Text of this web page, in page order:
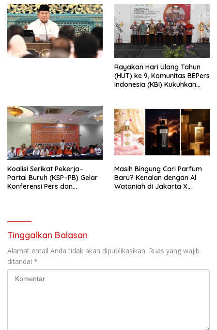
Penjajahan (Pergolakan
Ekonomi Politik Indonesia) &
Simposium Nasional “Urgensi
Undang-Undang
Perekonomian Nasional dan
Kesejahteraan Sosial dalam
Rayakan Hari Ulang Tahun
(HUT) ke 9, Komunitas BEPers
Indonesia (KBI) Kukuhkan
Tema: “Penguatan dan
Pengembangan Organisasi
KBI yang Berbasis Riset di
seluruh Indonesia dan
Mancanegara”.
Koalisi Serikat Pekerja–
Partai Buruh (KSP–PB) Gelar
Konferensi Pers dan
RUU Ketenagakerjaan Baru.
Masih Bingung Cari Parfum
Baru? Kenalan dengan Al
Wataniah di Jakarta X
Tinggalkan Balasan
Alamat email Anda tidak akan dipublikasikan. Ruas yang wajib
ditandai *